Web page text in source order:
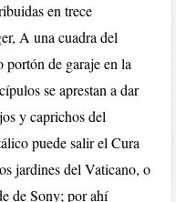
en trece
A una cuadra del
portón de garaje en la
se aprestan a dar
y caprichos del
puede salir el Cura
jardines del Vaticano, o
de Sony; por ahí